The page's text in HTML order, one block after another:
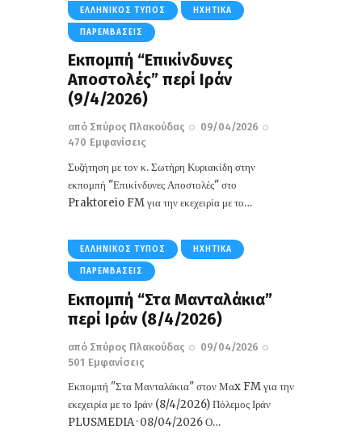
ΕΛΛΗΝΙΚΌΣ ΤΎΠΟΣ ΗΧΗΤΙΚΆ
ΠΑΡΕΜΒΆΣΕΙΣ
Εκπομπή “Επικίνδυνες
Αποστολές” περί Ιράν
(9/4/2026)
από Σπύρος Πλακούδας
09/04/2026
470 Εμφανίσεις
Συζήτηση με τον κ. Σωτήρη Κυριακίδη στην
εκπομπή "Επικίνδυνες Αποστολές" στο
Praktoreio FM για την εκεχειρία με το…
ΕΛΛΗΝΙΚΌΣ ΤΎΠΟΣ ΗΧΗΤΙΚΆ
ΠΑΡΕΜΒΆΣΕΙΣ
Εκπομπή “Στα Μανταλάκια”
περί Ιράν (8/4/2026)
από Σπύρος Πλακούδας
09/04/2026
501 Εμφανίσεις
Εκπομπή "Στα Μανταλάκια" στον Μαx FM για την
εκεχειρία με το Ιράν (8/4/2026) Πόλεμος Ιράν
PLUSMEDIA · 08/04/2026 Ο…